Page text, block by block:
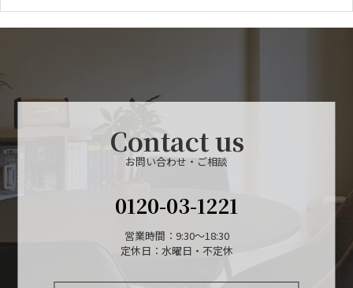
Contact us
お問い合わせ・ご相談
0120-03-1221
営業時間：9:30～18:30
定休日：水曜日・不定休